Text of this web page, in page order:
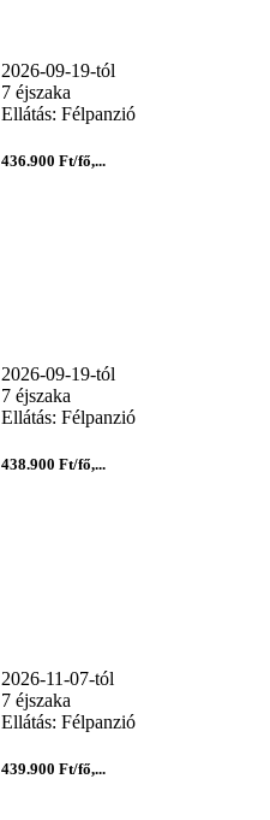
2026-09-19-tól
7 éjszaka
Ellátás: Félpanzió
436.900 Ft/fő,...
2026-09-19-tól
7 éjszaka
Ellátás: Félpanzió
438.900 Ft/fő,...
2026-11-07-tól
7 éjszaka
Ellátás: Félpanzió
439.900 Ft/fő,...